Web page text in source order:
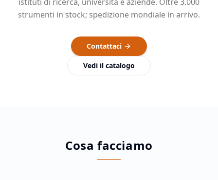
strumenti in stock; spedizione mondiale in arrivo.
Contattaci
Vedi il catalogo
Cosa facciamo